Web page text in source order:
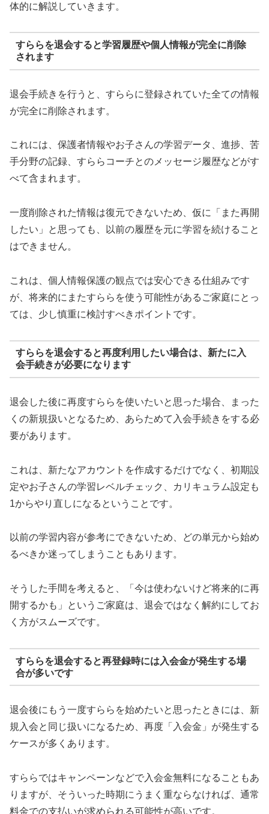
体的に解説していきます。
すららを退会すると学習履歴や個人情報が完全に削除
されます
退会手続きを行うと、すららに登録されていた全ての情報
が完全に削除されます。
これには、保護者情報やお子さんの学習データ、進捗、苦
手分野の記録、すららコーチとのメッセージ履歴などがす
べて含まれます。
一度削除された情報は復元できないため、仮に「また再開
したい」と思っても、以前の履歴を元に学習を続けること
はできません。
これは、個人情報保護の観点では安心できる仕組みです
が、将来的にまたすららを使う可能性があるご家庭にとっ
ては、少し慎重に検討すべきポイントです。
すららを退会すると再度利用したい場合は、新たに入
会手続きが必要になります
退会した後に再度すららを使いたいと思った場合、まった
くの新規扱いとなるため、あらためて入会手続きをする必
要があります。
これは、新たなアカウントを作成するだけでなく、初期設
定やお子さんの学習レベルチェック、カリキュラム設定も
1からやり直しになるということです。
以前の学習内容が参考にできないため、どの単元から始め
るべきか迷ってしまうこともあります。
そうした手間を考えると、「今は使わないけど将来的に再
開するかも」というご家庭は、退会ではなく解約にしてお
く方がスムーズです。
すららを退会すると再登録時には入会金が発生する場
合が多いです
退会後にもう一度すららを始めたいと思ったときには、新
規入会と同じ扱いになるため、再度「入会金」が発生する
ケースが多くあります。
すららではキャンペーンなどで入会金無料になることもあ
りますが、そういった時期にうまく重ならなければ、通常
料金での支払いが求められる可能性が高いです。